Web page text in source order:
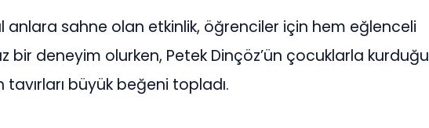
anlara sahne olan etkinlik, öğrenciler için hem eğlenceli
bir deneyim olurken, Petek Dinçöz’ün çocuklarla kurduğu
büyük beğeni topladı.